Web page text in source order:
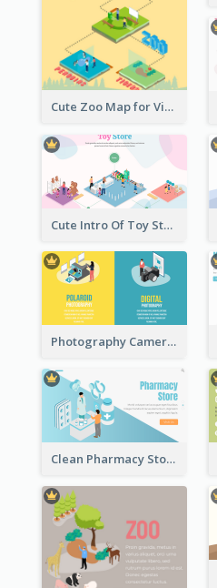
Cute Zoo Map for Visitors With Isometric Diagram
Cute Intro Of Toy Store Section With Isometric Diagram
Photography Camera Comparison With Isometric Graphics
Clean Pharmacy Store Landing Page Isometric Graphics